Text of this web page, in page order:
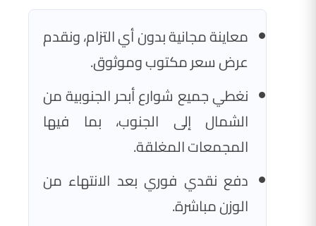
معاينة مجانية بدون أي التزام، ونقدم
عرض سعر مكتوب وموثوق.
نغطي جميع شوارع أبحر الجنوبية من
الشمال إلى الجنوب، بما فيها
المجمعات المغلقة.
دفع نقدي فوري بعد الانتهاء من
الوزن مباشرة.